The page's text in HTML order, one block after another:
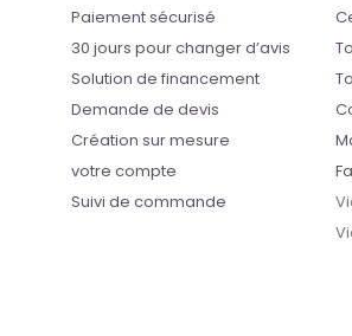
Paiement sécurisé
30 jours pour changer d’avis
Solution de financement
Demande de devis
Création sur mesure
votre compte
Suivi de commande